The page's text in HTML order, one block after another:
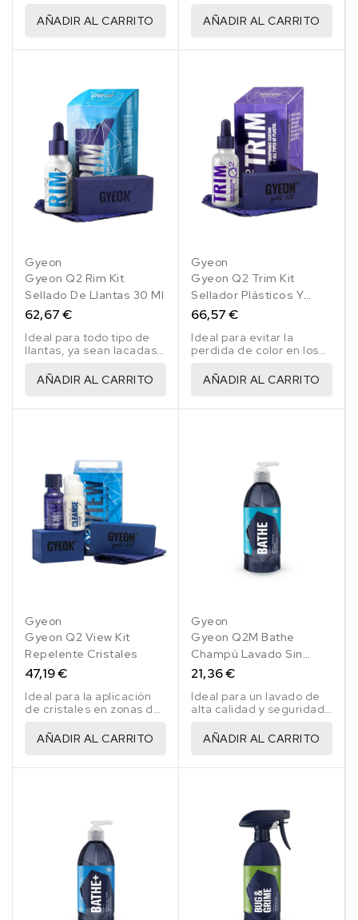
AÑADIR AL CARRITO
AÑADIR AL CARRITO
Gyeon
Gyeon Q2 Rim Kit
Sellado De Llantas 30 Ml
62,67 €
Ideal para todo tipo de
llantas, ya sean lacadas,
aluminio, etc..
AÑADIR AL CARRITO
Gyeon
Gyeon Q2 Trim Kit
Sellador Plásticos Y
Gomas 30 Ml
66,57 €
Ideal para evitar la
perdida de color en los
AÑADIR AL CARRITO
Gyeon
Gyeon Q2 View Kit
Repelente Cristales
47,19 €
Ideal para la aplicación
de cristales en zonas de
lluvias y heladas
AÑADIR AL CARRITO
Gyeon
Gyeon Q2M Bathe
Champú Lavado Sin
Ceras 500 Ml
21,36 €
Ideal para un lavado de
alta calidad y seguridad
AÑADIR AL CARRITO